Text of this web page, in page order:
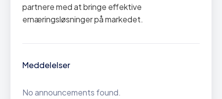
partnere med at bringe effektive
ernæringsløsninger på markedet.
Meddelelser
No announcements found.